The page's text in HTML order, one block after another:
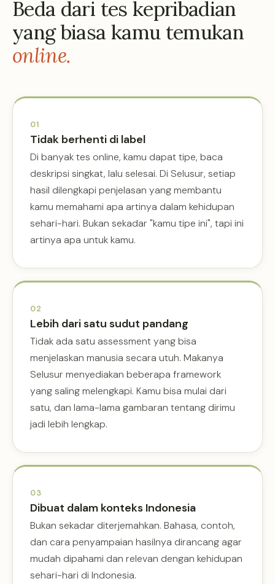
Beda dari tes kepribadian
yang biasa kamu temukan
online.
01
Tidak berhenti di label
Di banyak tes online, kamu dapat tipe, baca
deskripsi singkat, lalu selesai. Di Selusur, setiap
hasil dilengkapi penjelasan yang membantu
kamu memahami apa artinya dalam kehidupan
sehari-hari. Bukan sekadar "kamu tipe ini", tapi ini
artinya apa untuk kamu.
02
Lebih dari satu sudut pandang
Tidak ada satu assessment yang bisa
menjelaskan manusia secara utuh. Makanya
Selusur menyediakan beberapa framework
yang saling melengkapi. Kamu bisa mulai dari
satu, dan lama-lama gambaran tentang dirimu
jadi lebih lengkap.
03
Dibuat dalam konteks Indonesia
Bukan sekadar diterjemahkan. Bahasa, contoh,
dan cara penyampaian hasilnya dirancang agar
mudah dipahami dan relevan dengan kehidupan
sehari-hari di Indonesia.